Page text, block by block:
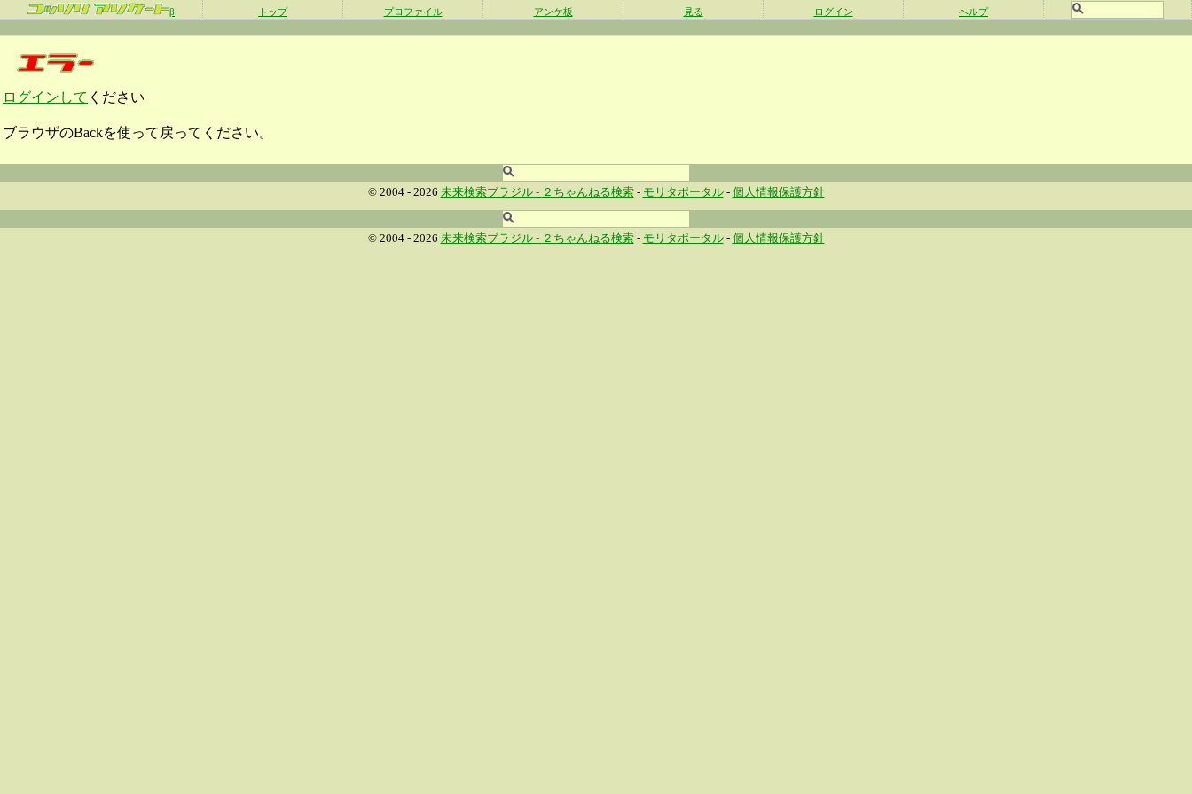
β トップ プロファイル アンケ板 見る ログイン ヘルプ
ログインして ください
ブラウザのBackを使って戻ってください。
© 2004 - 2026 未来検索ブラジル - ２ちゃんねる検索- モリタポータル- 個人情報保護方針
© 2004 - 2026 未来検索ブラジル - ２ちゃんねる検索- モリタポータル- 個人情報保護方針